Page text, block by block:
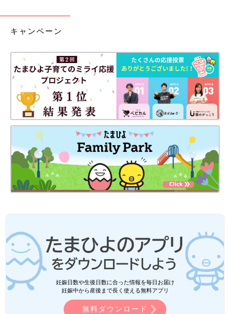
キャンペーン
妊娠日数や生後日数に合った情報を毎日お届け
妊娠中から産後まで長く使える無料アプリ
無料ダウンロード